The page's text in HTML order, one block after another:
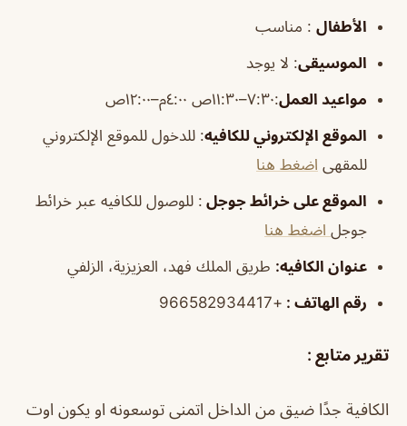
الأطفال : مناسب
الموسيقى: لا يوجد
مواعيد العمل:٧:٣٠–١١:٣٠ص ٤:٠٠م–١٢:٠٠ص
الموقع الإلكتروني للكافيه: للدخول للموقع الإلكتروني
للمقهى اضغط هنا
الموقع على خرائط جوجل : للوصول للكافيه عبر خرائط
جوجل اضغط هنا
عنوان الكافيه: طريق الملك فهد، العزيزية، الزلفي
رقم الهاتف : +966582934417
تقرير متابع :
الكافية جدًا ضيق من الداخل اتمنى توسعونه او يكون اوت